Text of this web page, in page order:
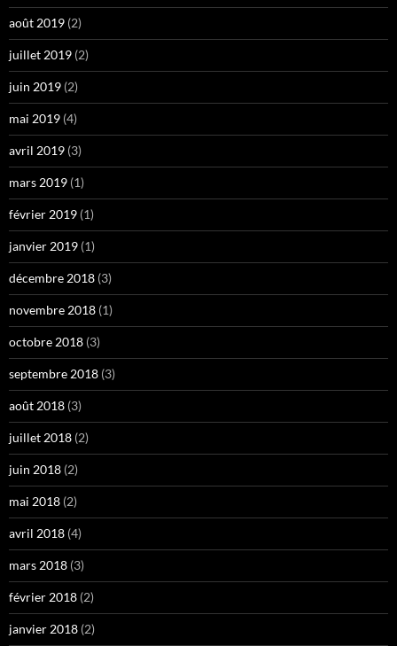
août 2019 (2)
juillet 2019 (2)
juin 2019 (2)
mai 2019 (4)
avril 2019 (3)
mars 2019 (1)
février 2019 (1)
janvier 2019 (1)
décembre 2018 (3)
novembre 2018 (1)
octobre 2018 (3)
septembre 2018 (3)
août 2018 (3)
juillet 2018 (2)
juin 2018 (2)
mai 2018 (2)
avril 2018 (4)
mars 2018 (3)
février 2018 (2)
janvier 2018 (2)